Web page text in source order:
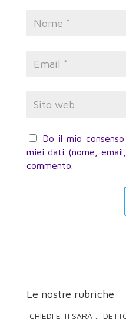
Do il mio
miei dati (nome,
commento.
Le nostre rubriche
CHIEDI E TI SARÀ …